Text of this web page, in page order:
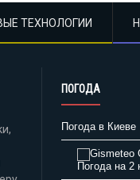
ТЕХНОЛОГИИ
ПОГОДА
Погода в Киеве
Погода на 2